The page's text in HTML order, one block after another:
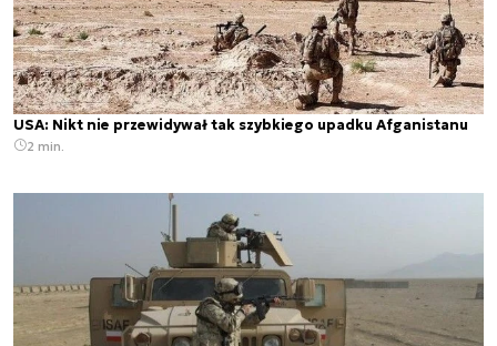
USA: Nikt nie przewidywał tak szybkiego upadku Afganistanu
2 min.